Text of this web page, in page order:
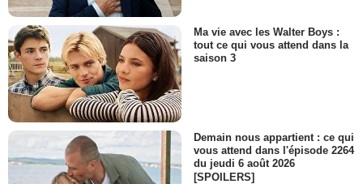
Ma vie avec les Walter Boys :
tout ce qui vous attend dans la
saison 3
Demain nous appartient : ce qui
vous attend dans l'épisode 2264
du jeudi 6 août 2026
[SPOILERS]